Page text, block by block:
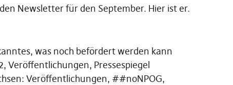
Newsletter für den September. Hier ist er.
was noch befördert werden kann
Veröffentlichungen, Pressespiegel
Veröffentlichungen, ##noNPOG,